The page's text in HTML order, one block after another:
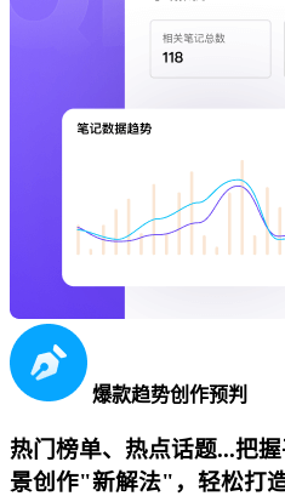
爆款趋势创作预判
热门榜单、热点话题...把
景创作"新解法"，轻松打造